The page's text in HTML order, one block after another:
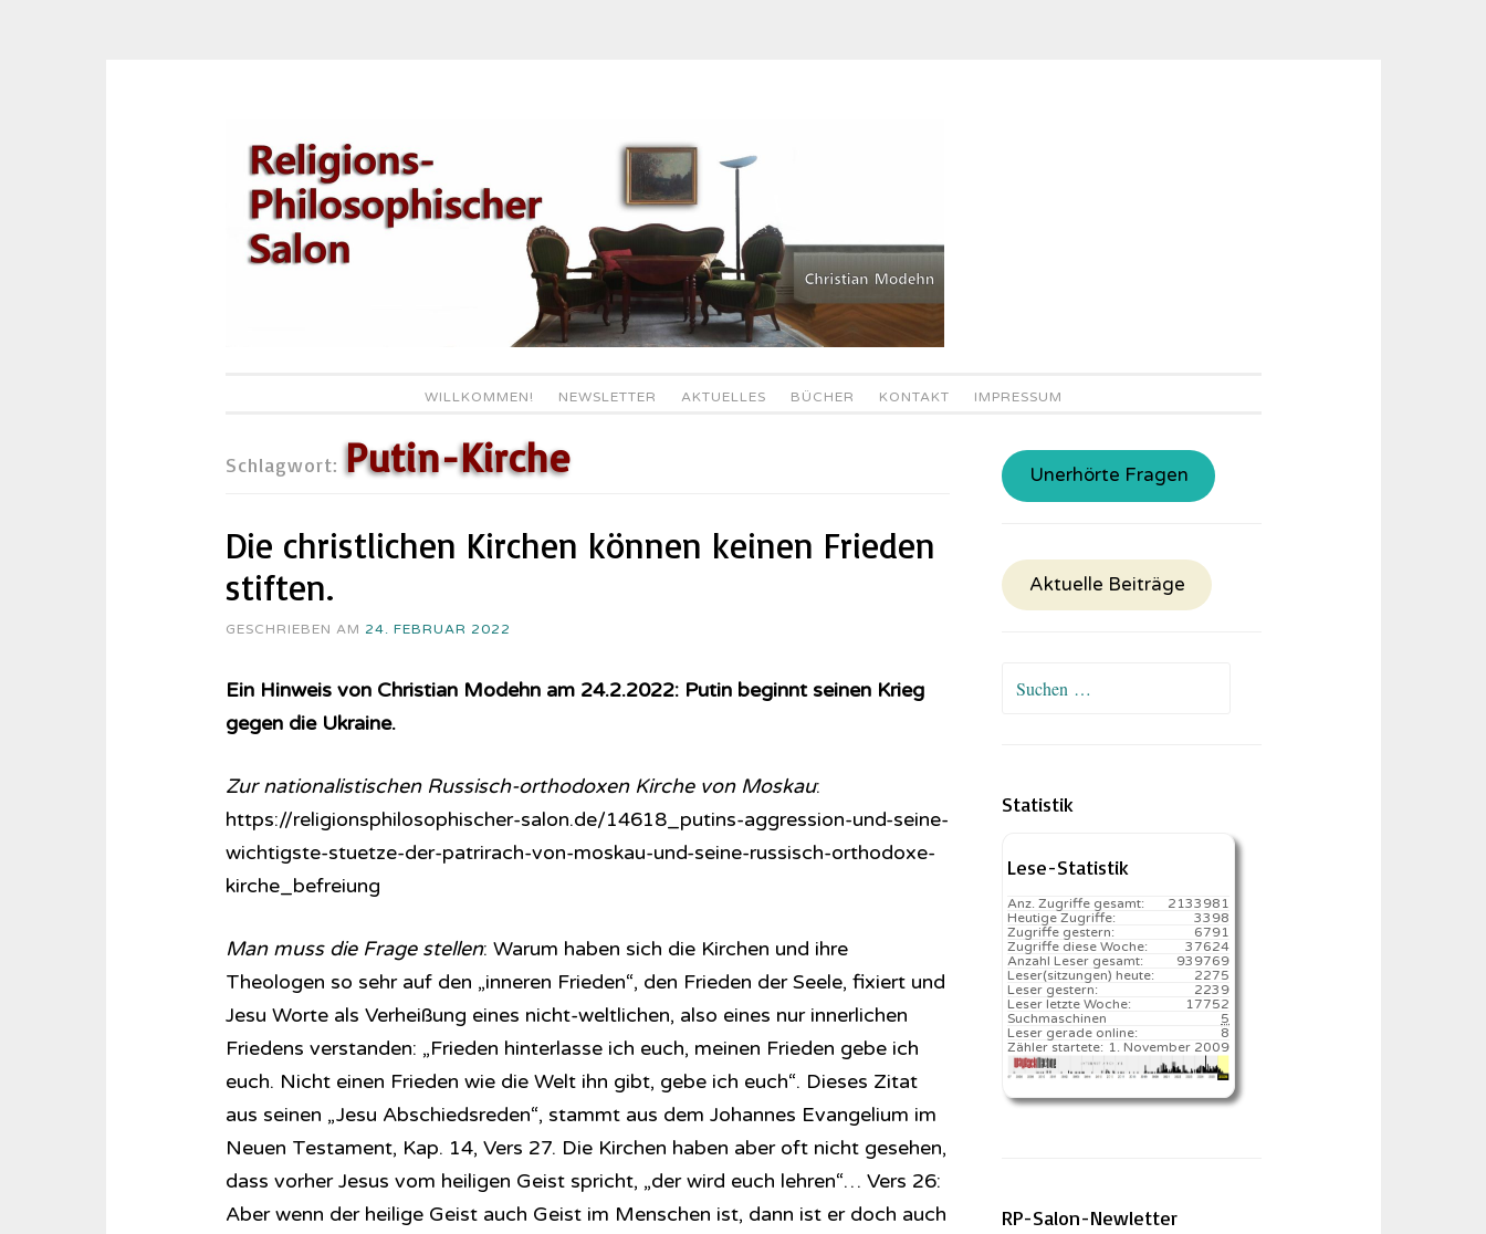
Inhalt
springen
WILLKOMMEN! NEWSLETTER AKTUELLES BÜCHER KONTAKT IMPRESSUM
Schlagwort: Putin-Kirche
Die christlichen Kirchen können keinen Frieden
stiften.
GESCHRIEBEN AM 24. FEBRUAR 2022
Ein Hinweis von Christian Modehn am 24.2.2022: Putin beginnt seinen Krieg
gegen die Ukraine.
Zur nationalistischen Russisch-orthodoxen Kirche von Moskau:
https://religionsphilosophischer-salon.de/14618_putins-aggression-und-seine-
wichtigste-stuetze-der-patrirach-von-moskau-und-seine-russisch-orthodoxe-
kirche_befreiung
Man muss die Frage stellen: Warum haben sich die Kirchen und ihre
Theologen so sehr auf den „inneren Frieden“, den Frieden der Seele, fixiert und
Jesu Worte als Verheißung eines nicht-weltlichen, also eines nur innerlichen
Friedens verstanden: „Frieden hinterlasse ich euch, meinen Frieden gebe ich
euch. Nicht einen Frieden wie die Welt ihn gibt, gebe ich euch“. Dieses Zitat
aus seinen „Jesu Abschiedsreden“, stammt aus dem Johannes Evangelium im
Neuen Testament, Kap. 14, Vers 27. Die Kirchen haben aber oft nicht gesehen,
dass vorher Jesus vom heiligen Geist spricht, „der wird euch lehren“… Vers 26:
Aber wenn der heilige Geist auch Geist im Menschen ist, dann ist er doch auch
Unerhörte Fragen
Aktuelle Beiträge
Suchen
Statistik
Lese-Statistik
2133981
Anz. Zugriffe gesamt:
3398
Heutige Zugriffe:
6791
Zugriffe gestern:
37624
Zugriffe diese Woche:
939769
Anzahl Leser gesamt:
2275️
Leser(sitzungen) heute:
2239
Leser gestern:
17752️
Leser letzte Woche:
5
Suchmaschinen
8
Leser gerade online:
1. November 2009
Zähler startete:
RP-Salon-Newletter